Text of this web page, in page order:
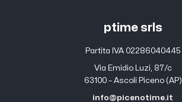
ptime srls
Partita IVA 02286040445
Via Emidio Luzi, 87/c
63100 – Ascoli Piceno (AP)
info@picenotime.it